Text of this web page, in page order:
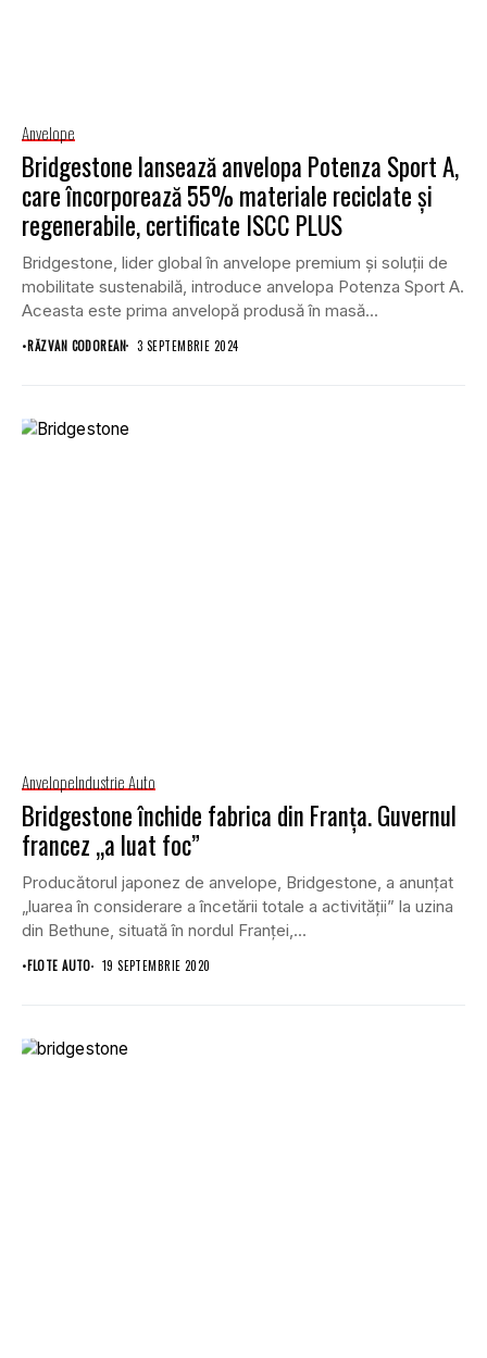
Anvelope
Bridgestone lansează anvelopa Potenza Sport A,
care încorporează 55% materiale reciclate și
regenerabile, certificate ISCC PLUS
Bridgestone, lider global în anvelope premium și soluții de
mobilitate sustenabilă, introduce anvelopa Potenza Sport A.
Aceasta este prima anvelopă produsă în masă...
•RĂZVAN CODOREAN 3 SEPTEMBRIE 2024
AnvelopeIndustrie Auto
Bridgestone închide fabrica din Franța. Guvernul
francez „a luat foc”
Producătorul japonez de anvelope, Bridgestone, a anunțat
„luarea în considerare a încetării totale a activității” la uzina
din Bethune, situată în nordul Franței,...
•FLOTE AUTO 19 SEPTEMBRIE 2020